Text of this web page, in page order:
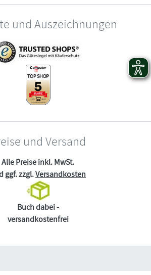
und Auszeichnungen
und Versand
Alle Preise inkl. MwSt.
ggf. zzgl.Versandkosten
Buch dabei -
versandkostenfrei